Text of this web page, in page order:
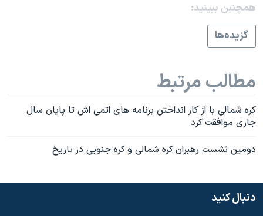
همچنبن ببینید:
گزيده‌ها
مطالب مرتبط
کره شمالی با از کار انداختن برنامه های اتمی اش تا پايان سال
جاری موافقت کرد
دومين نشست رهبران کره شمالی و کره جنوبی در تاريخ
دنبال کنید